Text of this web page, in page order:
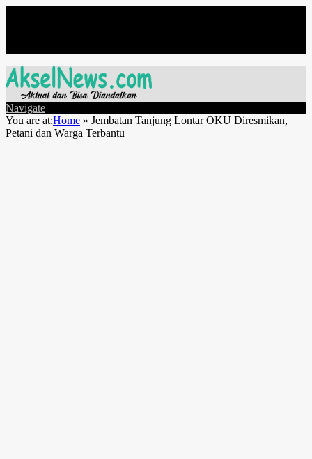
Navigate
You are at:Home » Jembatan Tanjung Lontar OKU Diresmikan,
Petani dan Warga Terbantu